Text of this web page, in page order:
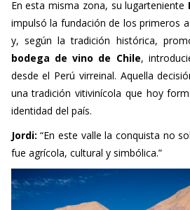
y, según la tradición histórica,
bodega de vino de Chile,
desde el Perú virreinal. Aquella
una tradición vitivinícola que hoy
Jordi:“En este valle la conquista no